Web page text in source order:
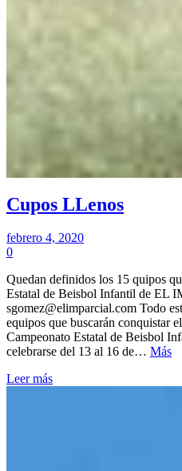
Cupos LLenos
febrero 4, 2020
0
Quedan definidos los 15 quipos
Estatal de Beisbol Infantil de EL
sgomez@elimparcial.com Todo
equipos que buscarán conquistar
Campeonato Estatal de Beisbol
celebrarse del 13 al 16 de… Más
Leer más